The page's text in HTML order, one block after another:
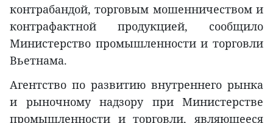
контрабандой, торговым мошенничеством и
контрафактной продукцией, сообщило
Министерство промышленности и торговли
Вьетнама.
Агентство по развитию внутреннего рынка
и рыночному надзору при Министерстве
промышленности и торговли, являющееся